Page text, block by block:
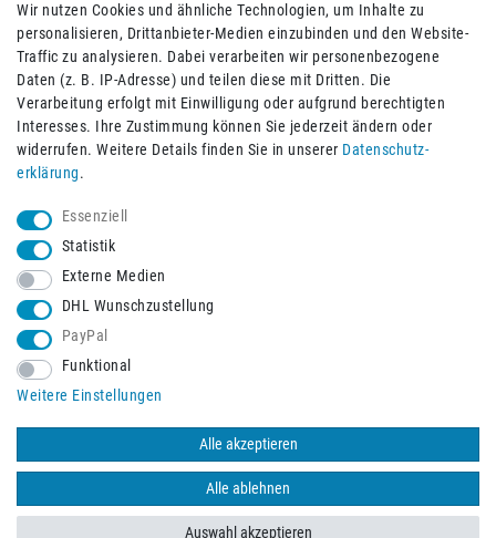
Impressum Daten­schutz­erklärung AGB
© 2026 Burbach+Goetz Deutsche Sanitätshaus GmbH
vorbehalten. Alle Preise verstehen sich inklusive der Mehrwertsteuer,
zuzüglich der Versandkosten.
Wir nutzen Cookies und ähnliche Technologien, um Inhalte zu
personalisieren, Drittanbieter-Medien einzubinden und den Website-
Traffic zu analysieren. Dabei verarbeiten wir personenbezogene
Daten (z. B. IP-Adresse) und teilen diese mit Dritten. Die
Verarbeitung erfolgt mit Einwilligung oder aufgrund berechtigten
Interesses. Ihre Zustimmung können Sie jederzeit ändern oder
widerrufen. Weitere Details finden Sie in unserer Daten­schutz­
erklärung.
Essenziell
Statistik
Externe Medien
DHL Wunschzustellung
PayPal
Funktional
Weitere Einstellungen
Alle akzeptieren
Alle ablehnen
Auswahl akzeptieren